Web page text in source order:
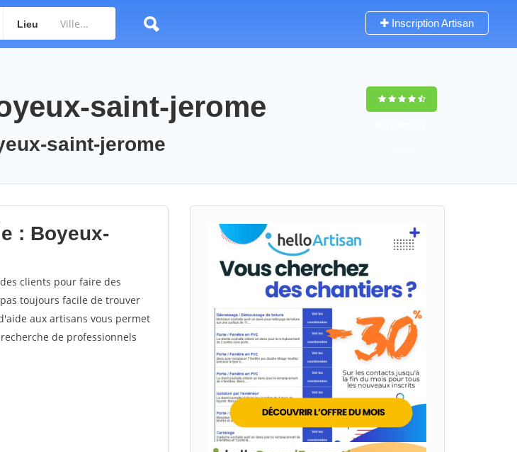
Lieu Inscription Artisan
saint-jerome
saint-jerome
: Boyeux-
clients pour faire des
toujours facile de trouver
aux artisans vous permet
de professionnels